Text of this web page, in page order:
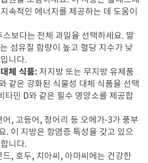
속적인 에너지를 제공하는 데 도움이
스보다는 전체 과일을 선택하세요. 딸
섬유질 함량이 높고 혈당 지수가 낮
니다.
체 식품: 저지방 또는 무지방 유제품
같은 강화된 식물성 대체 식품을 선택
타민 D와 같은 필수 영양소를 제공합
어, 고등어, 정어리 등 오메가-3가 풍부
. 이 지방은 항염증 특성을 갖고 있으
니다.
드, 호두, 치아씨, 아마씨에는 건강한